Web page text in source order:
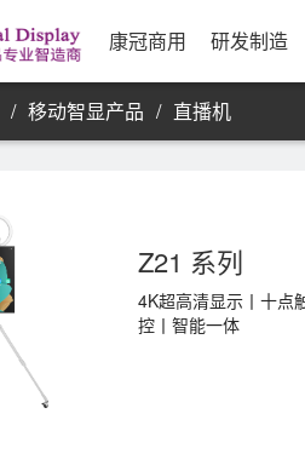
康冠商用 研发制造
/ 移动智显产品 / 直播机
Z21 系列
4K超高清显示丨十点
控丨智能一体